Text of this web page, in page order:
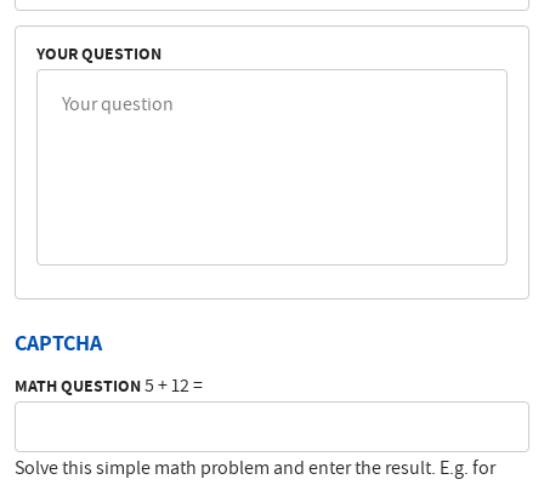
YOUR QUESTION
CAPTCHA
MATH QUESTION5 + 12 =
Solve this simple math problem and enter the result. E.g. for